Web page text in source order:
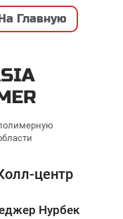
На Главную
центр
Нурбек